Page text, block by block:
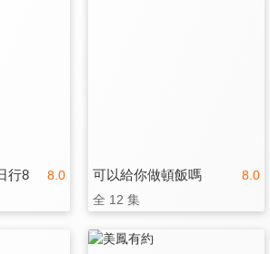
8.0
行8 8.0
可以給你做頓飯嗎
全 12 集